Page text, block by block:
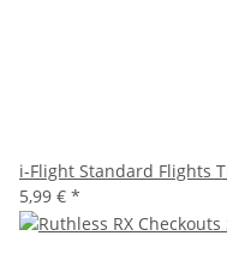
i-Flight Standard Flights
5,99 € *